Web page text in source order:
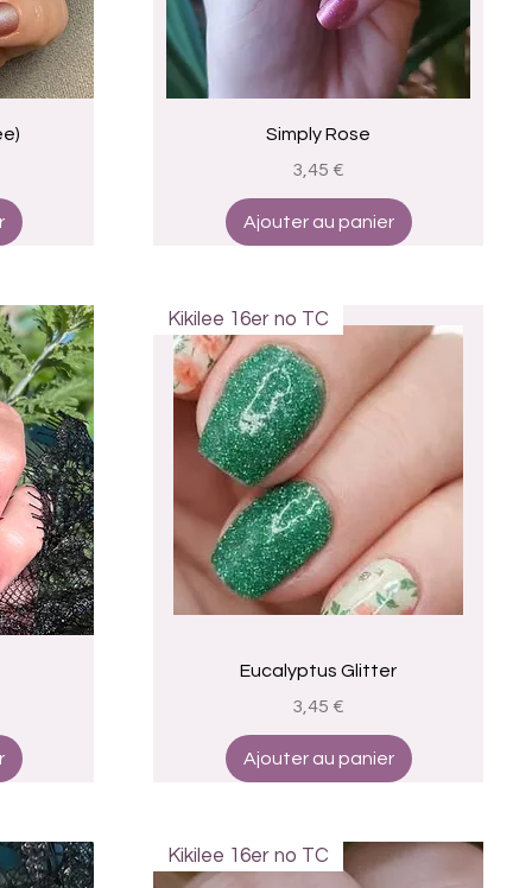
Aperçu rapide
Simply Rose
Prix
3,45 €
Ajouter au panier
Aperçu rapide
Kikilee 16er no TC
Eucalyptus Glitter
Prix
3,45 €
Ajouter au panier
Kikilee 16er no TC